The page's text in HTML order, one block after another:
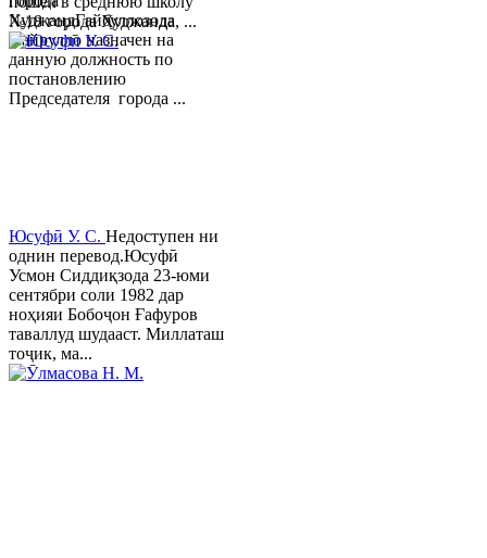
ХуджандГайбуллозода
Хайрулло назначен на
данную должность по
постановлению
Председателя города ...
№18 города Худжанда, ...
Юсуфӣ У. C. Недоступен ни
однин перевод.Юсуфӣ
Усмон Сиддиқзода 23-юми
сентябри соли 1982 дар
ноҳияи Бобоҷон Ғафуров
таваллуд шудааст. Миллаташ
тоҷик, ма...